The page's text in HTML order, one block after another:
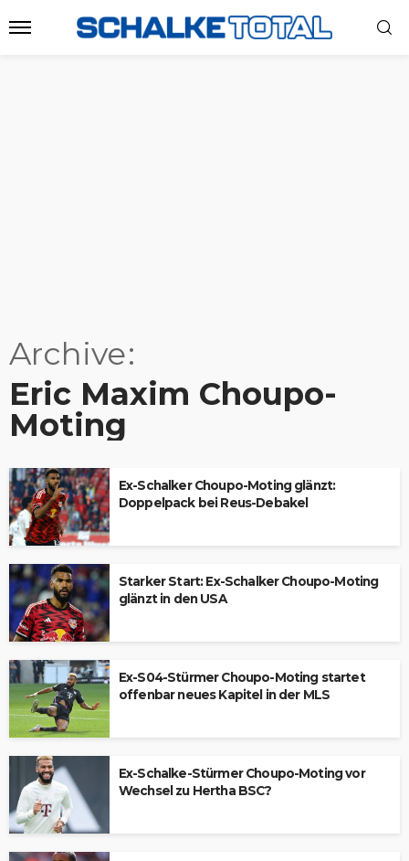
Archive
Eric Maxim Choupo-
Moting
Ex-Schalker Choupo-Moting glänzt:
Doppelpack bei Reus-Debakel
Starker Start: Ex-Schalker Choupo-Moting
glänzt in den USA
Ex-S04-Stürmer Choupo-Moting startet
offenbar neues Kapitel in der MLS
Ex-Schalke-Stürmer Choupo-Moting vor
Wechsel zu Hertha BSC?